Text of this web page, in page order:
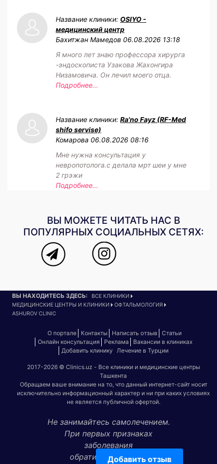
Добавить отзыв
Название клиники: OSIYO -
медицинский центр
Бахитжан Мамедов 06.08.2026 13:18
Я много лет знаю профессора хирурга
-эндоскописта Узакова Жахонгира
Низамовича. Он лечил моего отца.
Подробнее...
Название клиники: Ra'no Fayz (RF-Med
shifo servise)
Комарова 06.08.2026 08:16
Мне нужна консультация у
невропотолога.с делала мрт шеи у мне
2 грэжи
Подробнее...
ВЫ МОЖЕТЕ ЧИТАТЬ НАС В
ПОПУЛЯРНЫХ СОЦИАЛЬНЫХ СЕТЯХ:
ВЫ НАХОДИТЕСЬ ЗДЕСЬ:
ВСЕ КЛИНИКИ
МЕДИЦИНСКИЕ ЦЕНТРЫ И КЛИНИКИ
ОФТАЛЬМОЛОГИЯ
ASHUROV CLINIC
О портале Контакты Написать отзыв
Статьи
Онлайн консультация
Реклама
Вакансии в клиниках
Добавить клинику
Лечение в Турции
2017-2026 © Clinics.uz - Все клиники и медицинские центры
Ташкента
Обращаем ваше внимание на то, что данный интернет-сайт носит
исключительно информационный характер и ни при каких условиях
не является публичной офертой.
Не занимайтесь самолечением.
При первых признаках
заболевания
обратитесь к врачу!